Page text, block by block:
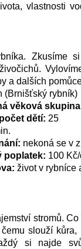
vlastnosti
Zkusíme
a dalších
(Brnišťský rybník)
věková
dětí: 25
nekoná se v
poplatek: 100
život v rybníce
stromů.
slouží
si najde